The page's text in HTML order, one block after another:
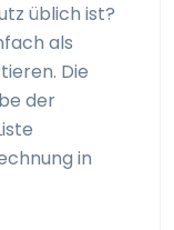
üblich ist?
als
Die
der
in